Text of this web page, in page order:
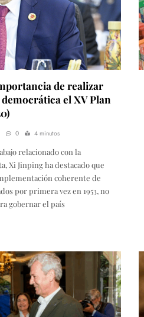
de realizar
el XV Plan
0 4 minutos
relacionado con la
Xi Jinping ha destacado que
coherente de
por primera vez en 1953, no
gobernar el país